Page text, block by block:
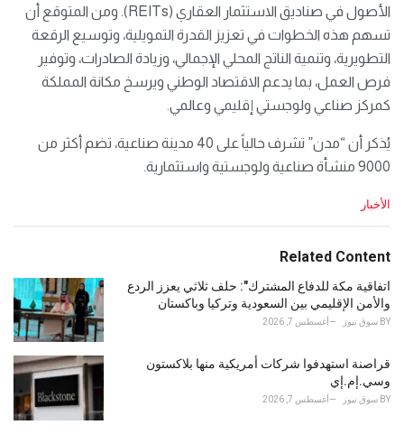
الأصول في صناديق الاستثمار العقاري (REITs). ومن المتوقع أن
تسهم هذه الخطوات في تعزيز القدرة التمويلية، وتوسيع الرقعة
التطويرية، وتنمية الناتج المحلي الإجمالي، وزيادة الصادرات، وتوفير
فرص العمل، بما يدعم الاقتصاد الوطني ويرسخ مكانة المملكة
كمركز صناعي ولوجستي إقليمي وعالمي.
يُذكر أن “مدن” تشرف حالياً على 40 مدينة صناعية، تضم أكثر من
9000 منشأة صناعية ولوجستية واستثمارية.
C
e
o
r
i
:
الأخبار
Related Content
اتفاقية مكة للدفاع المشترك": حلف ثلاثي يعزز الردع
والأمن الإقليمي بين السعودية وتركيا وباكستان
BY سوق نيوز أغسطس 7, 2026
قراصنة استهدفوا شركات أمريكية منها بلاكستون
وسي.إم.إي
BY سوق نيوز أغسطس 7, 2026